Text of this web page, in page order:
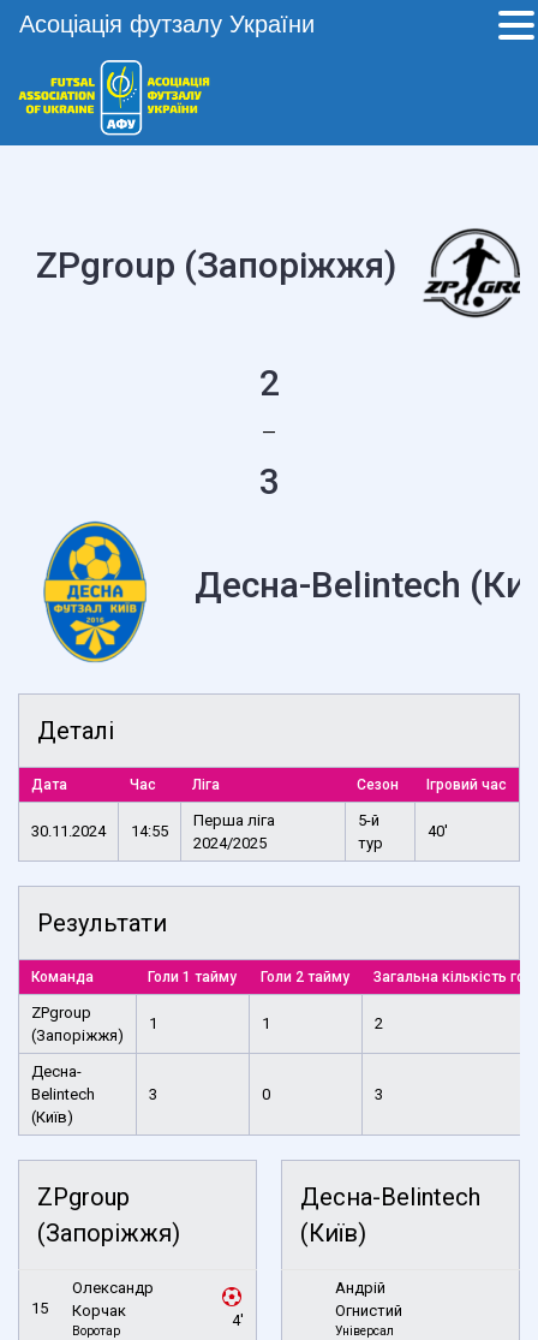
ZPgroup (Запоріжжя)
2
—
3
Десна-Belintech
Деталі
Дата Час Ліга Сезон Ігровий час
30.11.2024 14:55
Перша ліга
2024/2025
5-й
тур
40'
Результати
Команда Голи 1 тайму Голи 2 тайму Загальна кількість
ZPgroup
(Запоріжжя)
1 1 2
Десна-
Belintech
(Київ)
3 0 3
ZPgroup
(Запоріжжя)
15
Олександр
Корчак
Воротар
4'
Десна-Belintech
(Київ)
Андрій
Огнистий
Універсал
Асоціація футзалу України